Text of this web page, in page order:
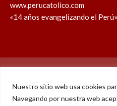
Nuestro sitio web usa cookies
Navegando por nuestra web
www.perucatolico.com
«14 años evangelizando el Perú»
WhatsAppFacebook